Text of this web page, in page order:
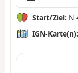
Start/Ziel: N
IGN-Karte(n):